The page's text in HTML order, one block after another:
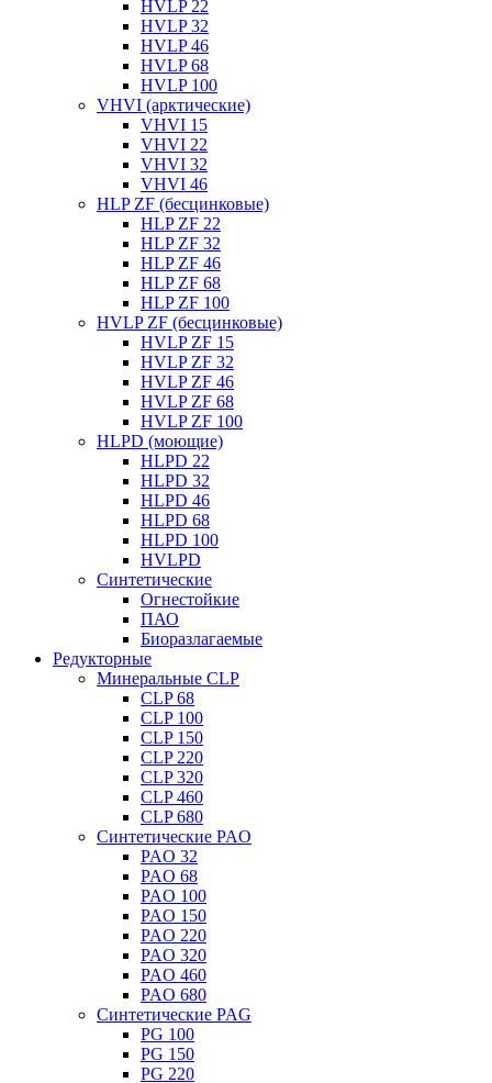
HVLP 22
HVLP 32
HVLP 46
HVLP 68
HVLP 100
VHVI (арктические)
VHVI 15
VHVI 22
VHVI 32
VHVI 46
HLP ZF (бесцинковые)
HLP ZF 22
HLP ZF 32
HLP ZF 46
HLP ZF 68
HLP ZF 100
HVLP ZF (бесцинковые)
HVLP ZF 15
HVLP ZF 32
HVLP ZF 46
HVLP ZF 68
HVLP ZF 100
HLPD (моющие)
HLPD 22
HLPD 32
HLPD 46
HLPD 68
HLPD 100
HVLPD
Синтетические
Огнестойкие
ПАО
Биоразлагаемые
Редукторные
Минеральные CLP
CLP 68
CLP 100
CLP 150
CLP 220
CLP 320
CLP 460
CLP 680
Синтетические PAO
PAO 32
PAO 68
PAO 100
PAO 150
PAO 220
PAO 320
PAO 460
PAO 680
Синтетические PAG
PG 100
PG 150
PG 220